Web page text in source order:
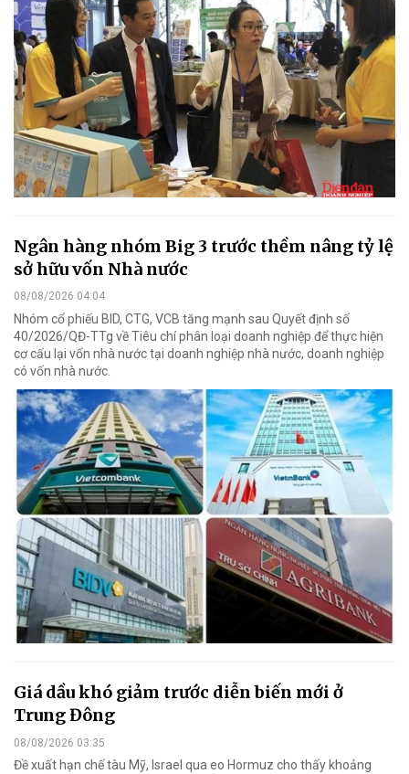
Ngân hàng nhóm Big 3 trước thềm nâng tỷ lệ
sở hữu vốn Nhà nước
08/08/2026 04:04
Nhóm cổ phiếu BID, CTG, VCB tăng mạnh sau Quyết định số
40/2026/QĐ-TTg về Tiêu chí phân loại doanh nghiệp để thực hiện
cơ cấu lại vốn nhà nước tại doanh nghiệp nhà nước, doanh nghiệp
có vốn nhà nước.
Giá dầu khó giảm trước diễn biến mới ở
Trung Đông
08/08/2026 03:35
Đề xuất hạn chế tàu Mỹ, Israel qua eo Hormuz cho thấy khoảng